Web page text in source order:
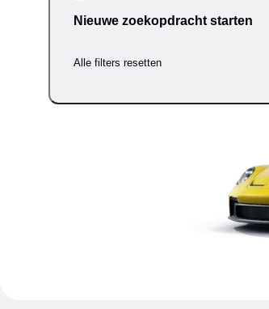
Nieuwe zoekopdracht starten
Alle filters resetten